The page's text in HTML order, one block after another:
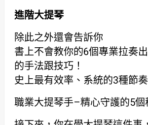
進階大提琴
除此之外還會告訴你
書上不會教你的6個專業拉奏
的手法跟技巧！
史上最有效率、系統的3種節
職業大提琴手–精心守護的5個